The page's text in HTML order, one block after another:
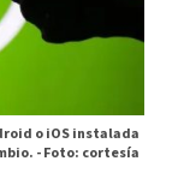
o iOS instalada
-Foto: cortesía